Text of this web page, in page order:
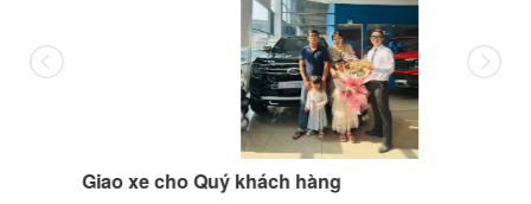
Giao xe cho Quý khách hàng